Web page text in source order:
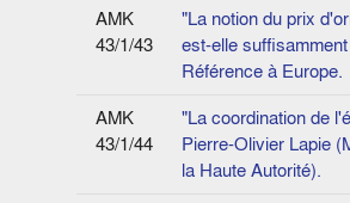
AMK
43/1/43
"La notion du prix
est-elle
Référence à Europe.
AMK
43/1/44
"La coordination de
Pierre-Olivier Lapie
la Haute Autorité).